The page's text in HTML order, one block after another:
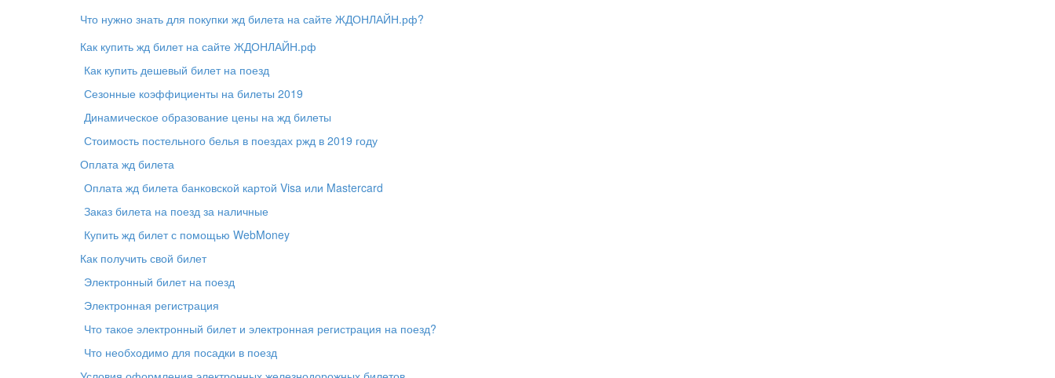
Что нужно знать для покупки жд билета на сайте ЖДОНЛАЙН.рф?
Как купить жд билет на сайте ЖДОНЛАЙН.рф
Как купить дешевый билет на поезд
Сезонные коэффициенты на билеты 2019
Динамическое образование цены на жд билеты
Стоимость постельного белья в поездах ржд в 2019 году
Оплата жд билета
Оплата жд билета банковской картой Visa или Mastercard
Заказ билета на поезд за наличные
Купить жд билет с помощью WebMoney
Как получить свой билет
Электронный билет на поезд
Электронная регистрация
Что такое электронный билет и электронная регистрация на поезд?
Что необходимо для посадки в поезд